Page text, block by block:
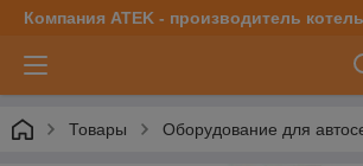
Компания ATEK - производитель
Товары Оборудование для